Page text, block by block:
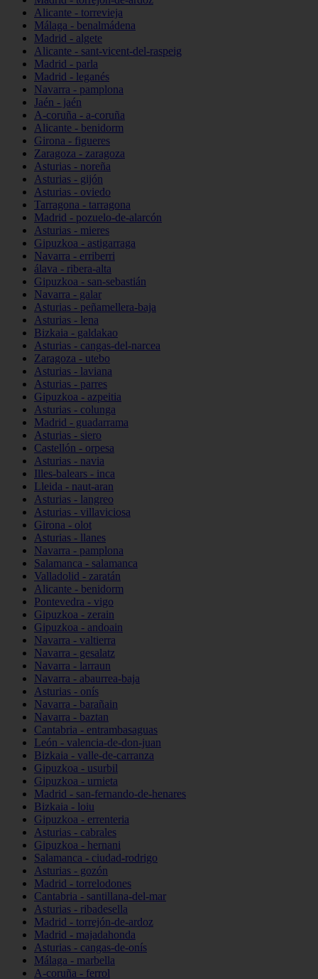
Alicante - torrevieja
Málaga - benalmádena
Madrid - algete
Alicante - sant-vicent-del-raspeig
Madrid - parla
Madrid - leganés
Navarra - pamplona
Jaén - jaén
A-coruña - a-coruña
Alicante - benidorm
Girona - figueres
Zaragoza - zaragoza
Asturias - noreña
Asturias - gijón
Asturias - oviedo
Tarragona - tarragona
Madrid - pozuelo-de-alarcón
Asturias - mieres
Gipuzkoa - astigarraga
Navarra - erriberri
álava - ribera-alta
Gipuzkoa - san-sebastián
Navarra - galar
Asturias - peñamellera-baja
Asturias - lena
Bizkaia - galdakao
Asturias - cangas-del-narcea
Zaragoza - utebo
Asturias - laviana
Asturias - parres
Gipuzkoa - azpeitia
Asturias - colunga
Madrid - guadarrama
Asturias - siero
Castellón - orpesa
Asturias - navia
Illes-balears - inca
Lleida - naut-aran
Asturias - langreo
Asturias - villaviciosa
Girona - olot
Asturias - llanes
Navarra - pamplona
Salamanca - salamanca
Valladolid - zaratán
Alicante - benidorm
Pontevedra - vigo
Gipuzkoa - zerain
Gipuzkoa - andoain
Navarra - valtierra
Navarra - gesalatz
Navarra - larraun
Navarra - abaurrea-baja
Asturias - onís
Navarra - barañain
Navarra - baztan
Cantabria - entrambasaguas
León - valencia-de-don-juan
Bizkaia - valle-de-carranza
Gipuzkoa - usurbil
Gipuzkoa - urnieta
Madrid - san-fernando-de-henares
Bizkaia - loiu
Gipuzkoa - errenteria
Asturias - cabrales
Gipuzkoa - hernani
Salamanca - ciudad-rodrigo
Asturias - gozón
Madrid - torrelodones
Cantabria - santillana-del-mar
Asturias - ribadesella
Madrid - torrejón-de-ardoz
Madrid - majadahonda
Asturias - cangas-de-onís
Málaga - marbella
A-coruña - ferrol